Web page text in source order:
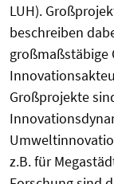
LUH).
beschreiben
Großprojekte
z.B. für